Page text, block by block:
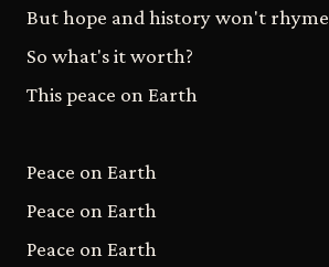
But hope and history won't rhyme
So what's it worth?
This peace on Earth
Peace on Earth
Peace on Earth
Peace on Earth